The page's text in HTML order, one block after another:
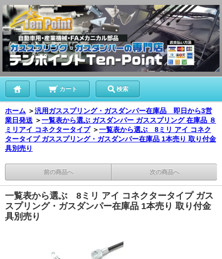
カート 検索
ホーム ＞汎用ガススプリング・ガスダンパー在庫品 即日から3営
業日発送 ＞一覧表から選ぶ ガスダンパー ガススプリング 在庫品 ８
ミリアイ コネクタータイプ ＞一覧表から選ぶ 8ミリ アイ コネク
タータイプ ガススプリング・ガスダンパー在庫品 1本売り 取り付金
具別売り
前の商品へ 次の商品へ
一覧表から選ぶ 8ミリ アイ コネクタータイプ ガス
スプリング・ガスダンパー在庫品 1本売り 取り付金
具別売り